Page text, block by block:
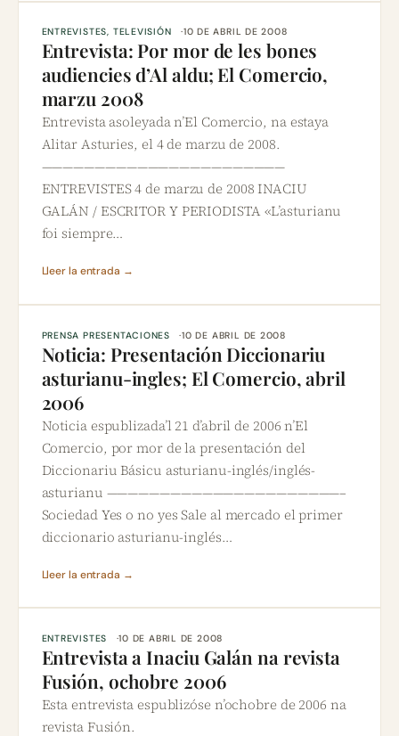
ENTREVISTES, TELEVISIÓN 10 DE ABRIL DE 2008
Entrevista: Por mor de les bones
audiencies d’Al aldu; El Comercio,
marzu 2008
Entrevista asoleyada n’El Comercio, na estaya
Alitar Asturies, el 4 de marzu de 2008.
———————————————————————
ENTREVISTES 4 de marzu de 2008 INACIU
GALÁN / ESCRITOR Y PERIODISTA «L’asturianu
foi siempre…
Lleer la entrada →
PRENSA PRESENTACIONES 10 DE ABRIL DE 2008
Noticia: Presentación Diccionariu
asturianu-ingles; El Comercio, abril
2006
Noticia espublizada’l 21 d’abril de 2006 n’El
Comercio, por mor de la presentación del
Diccionariu Básicu asturianu-inglés/inglés-
asturianu ——————————————————————–
Sociedad Yes o no yes Sale al mercado el primer
diccionario asturianu-inglés…
Lleer la entrada →
ENTREVISTES 10 DE ABRIL DE 2008
Entrevista a Inaciu Galán na revista
Fusión, ochobre 2006
Esta entrevista espublizóse n’ochobre de 2006 na
revista Fusión.